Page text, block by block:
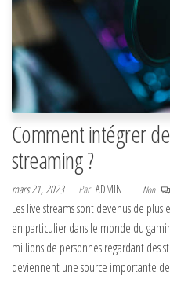
Comment intégrer
streaming ?
mars 21, 2023 Par ADMIN Non
Les live streams sont devenus de
en particulier dans le monde du
millions de personnes regardant des
deviennent une source importante